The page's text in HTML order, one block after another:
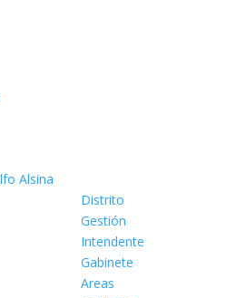
Distrito
Gestión
Intendente
Gabinete
Areas